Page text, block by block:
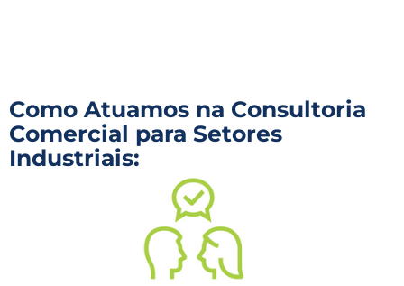
Como Atuamos na Consultoria
Comercial para Setores
Industriais: